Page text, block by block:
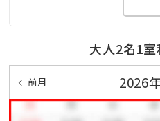
■OMOTENASHI-おもてな
・屋外プライベートプール（
・ホテルマハイナ大浴場利
（別館宿泊者無料／本館宿
大人2名1
前月 2026